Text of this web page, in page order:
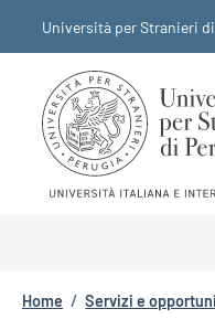
Università per Stranieri
Briciole di
Home / Servizi e